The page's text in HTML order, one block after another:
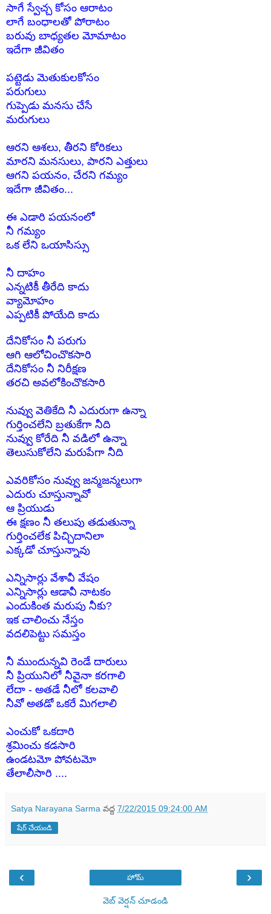
సాగే స్వేచ్చ కోసం ఆరాటం
లాగే బంధాలతో పోరాటం
బరువు బాధ్యతల మోమాటం
ఇదేగా జీవితం
పట్టెడు మెతుకులకోసం
పరుగులు
గుప్పెడు మనసు చేసే
మరుగులు
ఆరని ఆశలు, తీరని కోరికలు
మారని మనసులు, పారని ఎత్తులు
ఆగని పయనం, చేరని గమ్యం
ఇదేగా జీవితం...
ఈ ఎడారి పయనంలో
నీ గమ్యం
ఒక లేని ఒయాసిస్సు
నీ దాహం
ఎన్నటికీ తీరేది కాదు
వ్యామోహం
ఎప్పటికీ పోయేది కాదు
దేనికోసం నీ పరుగు
ఆగి ఆలోచించొకసారి
దేనికోసం నీ నిరీక్షణ
తరచి అవలోకించొకసారి
నువ్వు వెతికేది నీ ఎదురుగా ఉన్నా
గుర్తించలేని బ్రతుకేగా నీది
నువ్వు కోరేది నీ వడిలో ఉన్నా
తెలుసుకోలేని మరుపేగా నీది
ఎవరికోసం నువ్వు జన్మజన్మలుగా
ఎదురు చూస్తున్నావో
ఆ ప్రియుడు
ఈ క్షణం నీ తలుపు తడుతున్నా
గుర్తించలేక పిచ్చిదానిలా
ఎక్కడో చూస్తున్నావు
ఎన్నిసార్లు వేశావీ వేషం
ఎన్నిసార్లు ఆడావీ నాటకం
ఎందుకింత మరుపు నీకు?
ఇక చాలించు నేస్తం
వదలిపెట్టు సమస్తం
నీ ముందున్నవి రెండే దారులు
నీ ప్రియునిలో నీవైనా కరగాలి
లేదా - అతడే నీలో కలవాలి
నీవో అతడో ఒకరే మిగలాలి
ఎంచుకో ఒకదారి
శ్రమించు కడసారి
ఉండటమో పోవటమో
తేలాలీసారి ....
Satya Narayana Sarma వద్ద 7/22/2015 09:24:00 AM
షేర్ చేయండి
‹ ›
హోమ్
వెబ్ వెర్షన్‌ చూడండి